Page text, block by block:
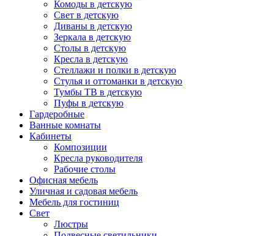
Комоды в детскую
Свет в детскую
Диваны в детскую
Зеркала в детскую
Столы в детскую
Кресла в детскую
Стеллажи и полки в детскую
Стулья и оттоманки в детскую
Тумбы ТВ в детскую
Пуфы в детскую
Гардеробные
Ванные комнаты
Кабинеты
Композиции
Кресла руководителя
Рабочие столы
Офисная мебель
Уличная и садовая мебель
Мебель для гостиниц
Свет
Люстры